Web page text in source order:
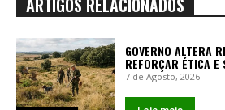
GOVERNO ALTERA
REFORÇAR ÉTICA E
7 de Agosto, 2026